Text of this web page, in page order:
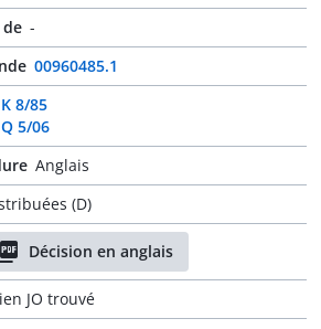
-
00960485.1
8/85
5/06
Anglais
(D)
Décision en anglais
JO trouvé